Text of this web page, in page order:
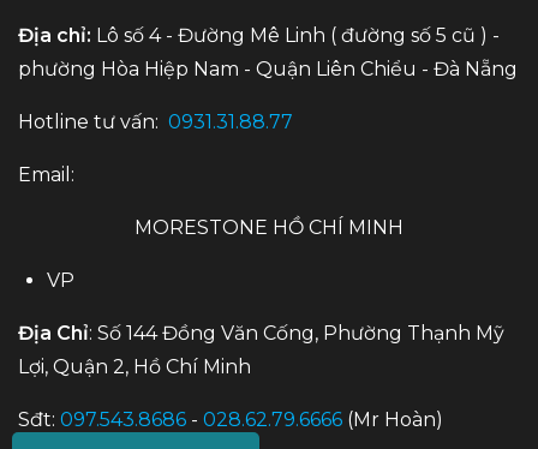
Địa chỉ: Lô số 4 - Đường Mê Linh ( đường số 5 cũ ) -
phường Hòa Hiệp Nam - Quận Liên Chiểu - Đà Nẵng
Hotline tư vấn: 0931.31.88.77
Email:
MORESTONE HỒ CHÍ MINH
VP
Địa Chỉ: Số 144 Đồng Văn Cống, Phường Thạnh Mỹ
Lợi, Quận 2, Hồ Chí Minh
Sđt: 097.543.8686 - 028.62.79.6666 (Mr Hoàn)